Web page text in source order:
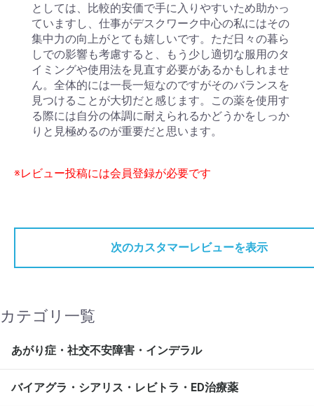
としては、比較的安価で手に入りやすいため助かっ
ていますし、仕事がデスクワーク中心の私にはその
集中力の向上がとても嬉しいです。ただ日々の暮ら
しでの影響も考慮すると、もう少し適切な服用のタ
イミングや使用法を見直す必要があるかもしれませ
ん。全体的には一長一短なのですがそのバランスを
見つけることが大切だと感じます。この薬を使用す
る際には自分の体調に耐えられるかどうかをしっか
りと見極めるのが重要だと思います。
※レビュー投稿には会員登録が必要です
次のカスタマーレビューを表示
カテゴリ一覧
あがり症・社交不安障害・インデラル
バイアグラ・シアリス・レビトラ・ED治療薬